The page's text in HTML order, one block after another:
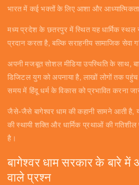
भारत में कई भक्तों के लिए आशा और
मध्य प्रदेश के छतरपुर में स्थित यह धार्मिक स्थल
प्रदान करता है, बल्कि सराहनीय सामाजिक सेवा
अपनी मजबूत सोशल मीडिया उपस्थिति के साथ,
डिजिटल युग को अपनाया है, लाखों लोगों तक
समय में हिंदू धर्म के विकास को प्रभावित करना
जैसे-जैसे बागेश्वर धाम की कहानी सामने आती है,
की स्थायी शक्ति और धार्मिक प्रथाओं की
है।
बागेश्वर धाम सरकार के बारे
वाले प्रश्न